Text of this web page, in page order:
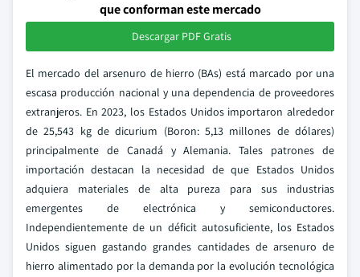
que conforman este mercado
Descargar PDF Gratis
El mercado del arsenuro de hierro (BAs) está marcado por una
escasa producción nacional y una dependencia de proveedores
extranjeros. En 2023, los Estados Unidos importaron alrededor
de 25,543 kg de dicurium (Boron: 5,13 millones de dólares)
principalmente de Canadá y Alemania. Tales patrones de
importación destacan la necesidad de que Estados Unidos
adquiera materiales de alta pureza para sus industrias
emergentes de electrónica y semiconductores.
Independientemente de un déficit autosuficiente, los Estados
Unidos siguen gastando grandes cantidades de arsenuro de
hierro alimentado por la demanda por la evolución tecnológica